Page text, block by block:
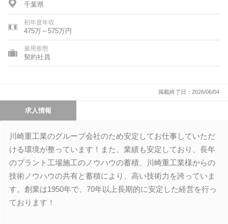
千葉県
初年度年収
475万～575万円
雇用形態
契約社員
掲載終了日：2026/06/04
求人情報
川崎重工業のグループ会社のため安定してお仕事していただ
ける環境が整っています！また、業績も安定しており、長年
のプラント工場施工のノウハウの蓄積、川崎重工業様からの
技術ノウハウの共有と蓄積により、高い技術力を誇っていま
す。創業は1950年で、70年以上長期的に安定した経営を行っ
ております！